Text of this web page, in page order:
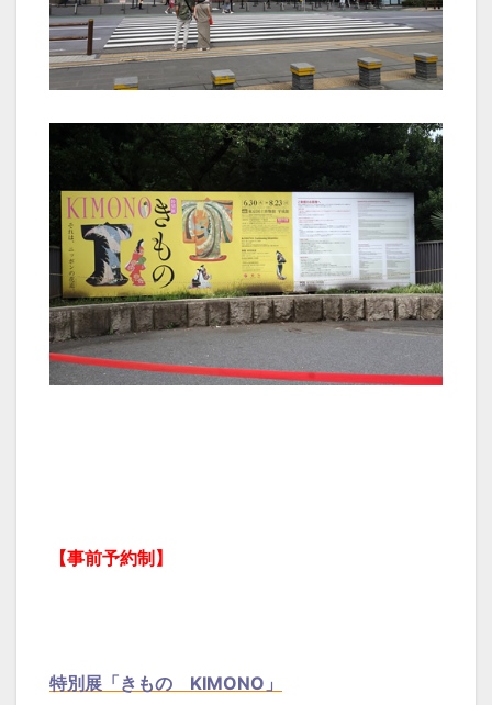
【事前予約制】
特別展「きもの KIMONO」